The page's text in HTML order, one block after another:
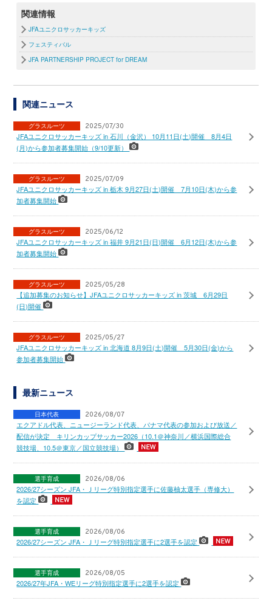
関連情報
JFAユニクロサッカーキッズ
フェスティバル
JFA PARTNERSHIP PROJECT for DREAM
関連ニュース
グラスルーツ 2025/07/30
JFAユニクロサッカーキッズ in 石川（金沢） 10月11日(土)開催 8月4日
(月)から参加者募集開始（9/10更新）
グラスルーツ 2025/07/09
JFAユニクロサッカーキッズ in 栃木 9月27日(土)開催 7月10日(木)から参
加者募集開始
グラスルーツ 2025/06/12
JFAユニクロサッカーキッズ in 福井 9月21日(日)開催 6月12日(木)から参
加者募集開始
グラスルーツ 2025/05/28
【追加募集のお知らせ】JFAユニクロサッカーキッズ in 茨城 6月29日
(日)開催
グラスルーツ 2025/05/27
JFAユニクロサッカーキッズ in 北海道 8月9日(土)開催 5月30日(金)から
参加者募集開始
最新ニュース
日本代表 2026/08/07
エクアドル代表、ニュージーランド代表、パナマ代表の参加および放送／
配信が決定 キリンカップサッカー2026（10.1＠神奈川／横浜国際総合
競技場、10.5＠東京／国立競技場）
選手育成 2026/08/06
2026/27シーズン JFA・Ｊリーグ特別指定選手に佐藤柚太選手（専修大）
を認定
選手育成 2026/08/06
2026/27シーズン JFA・Ｊリーグ特別指定選手に2選手を認定
選手育成 2026/08/05
2026/27年JFA・WEリーグ特別指定選手に2選手を認定